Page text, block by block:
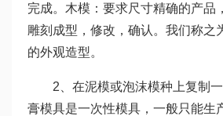
完成。木模：要求尺寸精确的产品
雕刻成型，修改，确认。我们称之
的外观造型。
2、在泥模或泡沫模种上复制一
膏模具是一次性模具，一般只能生